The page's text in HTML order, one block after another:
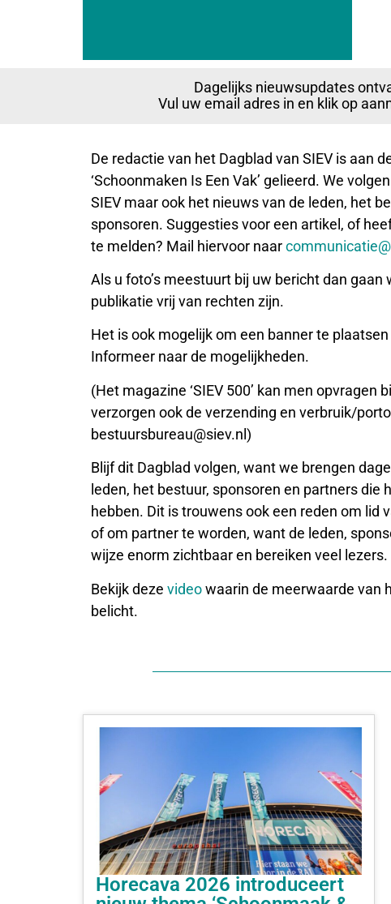
Dagelijks nieuwsupdates
Vul uw email adres in en klik op
De redactie van het Dagblad van SIEV is aan
‘Schoonmaken Is Een Vak’ gelieerd. We
SIEV maar ook het nieuws van de leden, het
sponsoren. Suggesties voor een artikel, of
te melden? Mail hiervoor naar
Als u foto’s meestuurt bij uw bericht dan gaan
publikatie vrij van rechten zijn.
Het is ook mogelijk om een banner te
Informeer naar de mogelijkheden.
(Het magazine ‘SIEV 500’ kan men opvragen
verzorgen ook de verzending en verbruik/
bestuursbureau@siev.nl)
Blijf dit Dagblad volgen, want we brengen
leden, het bestuur, sponsoren en partners
hebben. Dit is trouwens ook een reden om lid
of om partner te worden, want de leden,
wijze enorm zichtbaar en bereiken veel lezers.
Bekijk deze videowaarin de meerwaarde van
belicht.
Horecava 2026 introduceert